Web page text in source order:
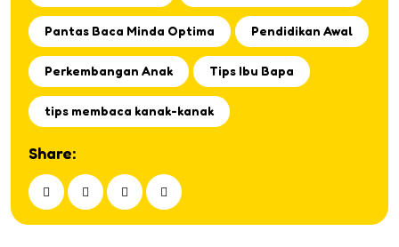
Pantas Baca Minda Optima Pendidikan Awal
Perkembangan Anak Tips Ibu Bapa
tips membaca kanak-kanak
Share: